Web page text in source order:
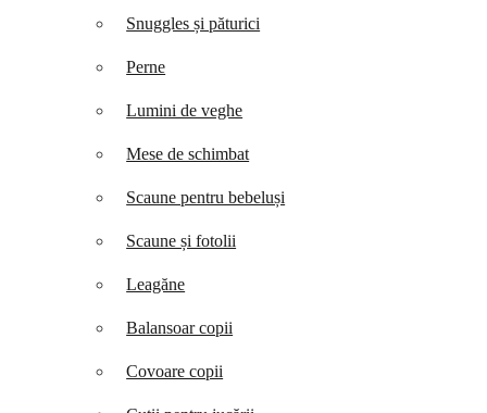
Snuggles și păturici
Perne
Lumini de veghe
Mese de schimbat
Scaune pentru bebeluși
Scaune și fotolii
Leagăne
Balansoar copii
Covoare copii